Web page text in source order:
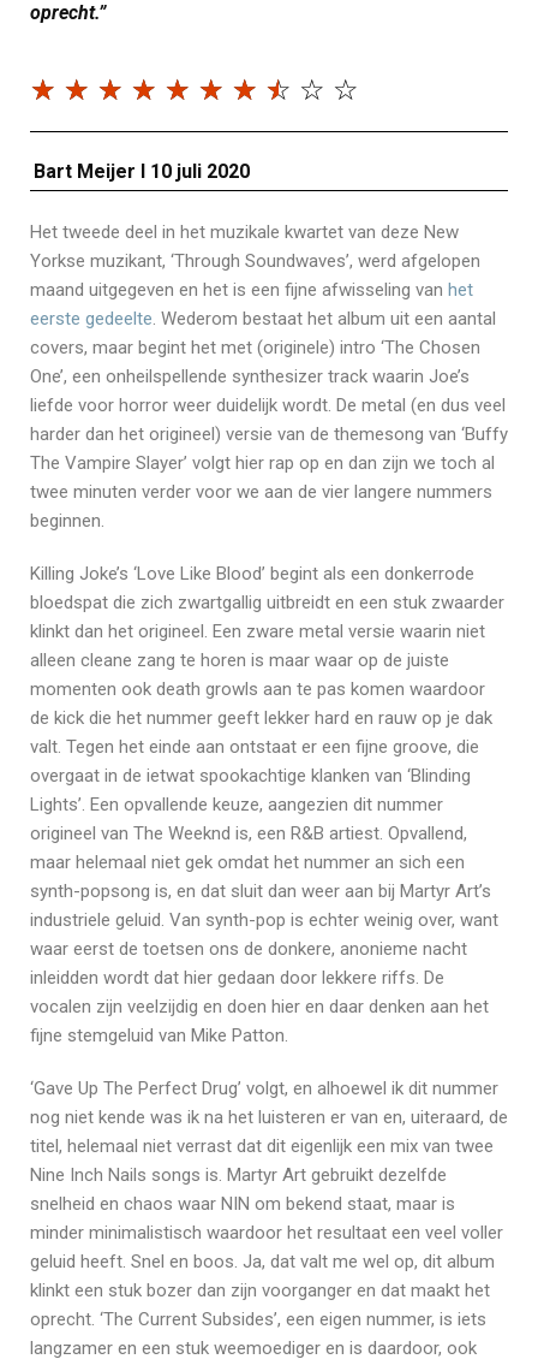
oprecht.”
☆ ☆ ☆ ☆ ☆ ☆ ☆ ☆ ☆ ☆
Bart Meijer I 10 juli 2020
Het tweede deel in het muzikale kwartet van deze New
Yorkse muzikant, ‘Through Soundwaves’, werd afgelopen
maand uitgegeven en het is een fijne afwisseling van het
eerste gedeelte. Wederom bestaat het album uit een aantal
covers, maar begint het met (originele) intro ‘The Chosen
One’, een onheilspellende synthesizer track waarin Joe’s
liefde voor horror weer duidelijk wordt. De metal (en dus veel
harder dan het origineel) versie van de themesong van ‘Buffy
The Vampire Slayer’ volgt hier rap op en dan zijn we toch al
twee minuten verder voor we aan de vier langere nummers
beginnen.
Killing Joke’s ‘Love Like Blood’ begint als een donkerrode
bloedspat die zich zwartgallig uitbreidt en een stuk zwaarder
klinkt dan het origineel. Een zware metal versie waarin niet
alleen cleane zang te horen is maar waar op de juiste
momenten ook death growls aan te pas komen waardoor
de kick die het nummer geeft lekker hard en rauw op je dak
valt. Tegen het einde aan ontstaat er een fijne groove, die
overgaat in de ietwat spookachtige klanken van ‘Blinding
Lights’. Een opvallende keuze, aangezien dit nummer
origineel van The Weeknd is, een R&B artiest. Opvallend,
maar helemaal niet gek omdat het nummer an sich een
synth-popsong is, en dat sluit dan weer aan bij Martyr Art’s
industriele geluid. Van synth-pop is echter weinig over, want
waar eerst de toetsen ons de donkere, anonieme nacht
inleidden wordt dat hier gedaan door lekkere riffs. De
vocalen zijn veelzijdig en doen hier en daar denken aan het
fijne stemgeluid van Mike Patton.
‘Gave Up The Perfect Drug’ volgt, en alhoewel ik dit nummer
nog niet kende was ik na het luisteren er van en, uiteraard, de
titel, helemaal niet verrast dat dit eigenlijk een mix van twee
Nine Inch Nails songs is. Martyr Art gebruikt dezelfde
snelheid en chaos waar NIN om bekend staat, maar is
minder minimalistisch waardoor het resultaat een veel voller
geluid heeft. Snel en boos. Ja, dat valt me wel op, dit album
klinkt een stuk bozer dan zijn voorganger en dat maakt het
oprecht. ‘The Current Subsides’, een eigen nummer, is iets
langzamer en een stuk weemoediger en is daardoor, ook